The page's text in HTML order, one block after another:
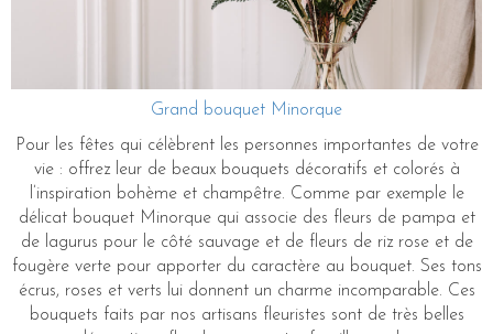
Grand bouquet Minorque
Pour les fêtes qui célèbrent les personnes importantes de votre
vie : offrez leur de beaux bouquets décoratifs et colorés à
l’inspiration bohème et champêtre. Comme par exemple le
délicat bouquet Minorque qui associe des fleurs de pampa et
de lagurus pour le côté sauvage et de fleurs de riz rose et de
fougère verte pour apporter du caractère au bouquet. Ses tons
écrus, roses et verts lui donnent un charme incomparable. Ces
bouquets faits par nos artisans fleuristes sont de très belles